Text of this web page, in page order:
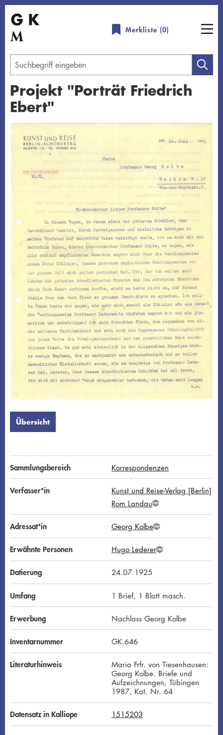
Direkt
zum
Inhalt
Merkliste (0)
Geben
Sie
einen
Suchbegriff
Projekt "Porträt Friedrich
Ebert"
Übersicht
Sammlungsbereich Korrespondenzen
Verfasser*in
Kunst und Reise-Verlag [Berlin]
Rom LandauG
N
D
Adressat*in Georg KolbeG
N
D
Erwähnte Personen Hugo LedererG
N
Datierung 24.07.1925
Umfang 1 Brief, 1 Blatt masch.
Erwerbung Nachlass Georg Kolbe
Inventarnummer GK.646
Literaturhinweis
Maria Frfr. von Tiesenhausen:
Georg Kolbe. Briefe und
Aufzeichnungen, Tübingen
1987, Kat. Nr. 64
Datensatz in Kalliope 1515203